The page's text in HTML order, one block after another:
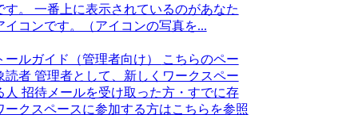
す。 一番上に表示されているのがあなた
イコンです。（アイコンの写真を...
ールガイド（管理者向け）
こちらのペー
読者 管理者として、新しくワークスペー
人 招待メールを受け取った方・すでに存
ークスペースに参加する方はこちらを参照